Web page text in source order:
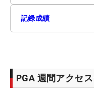
記録成績
PGA 週間アクセ